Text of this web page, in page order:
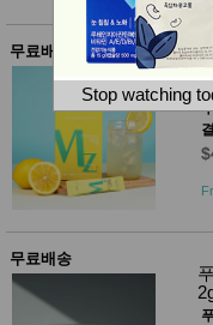
성용품
뷰
티
스킨케
어
헤어케
어/염색
바디케
어/향수
장품
미용제
품
주방가
Stop watching
무료배송
무료배송